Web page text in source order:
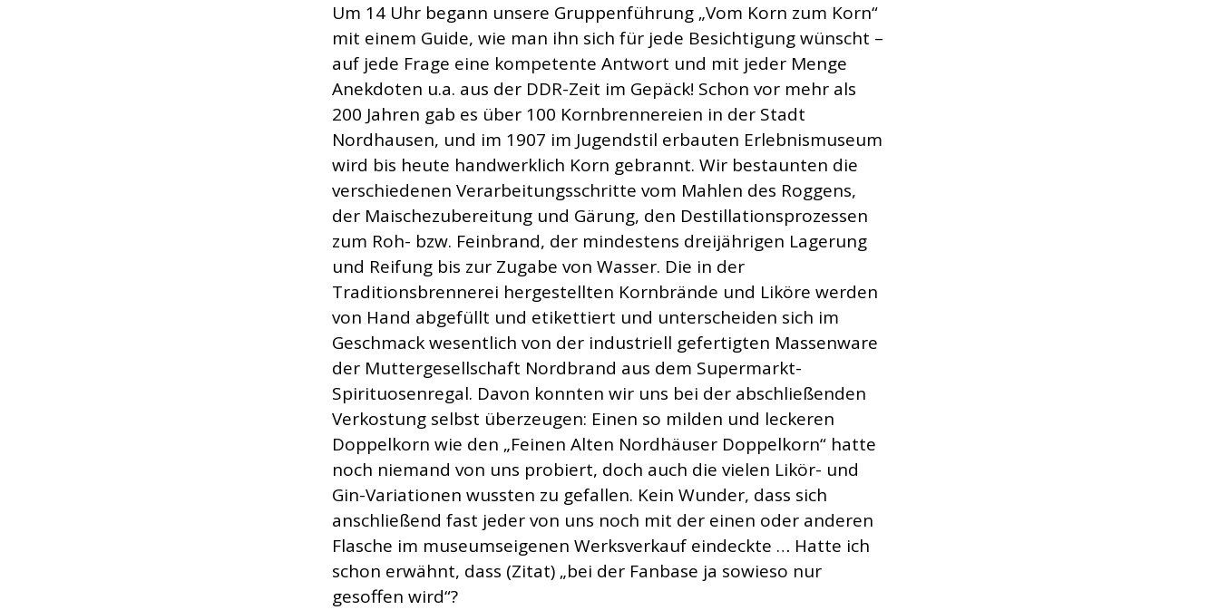
Um 14 Uhr begann unsere Gruppenführung „Vom Korn zum Korn“
mit einem Guide, wie man ihn sich für jede Besichtigung wünscht –
auf jede Frage eine kompetente Antwort und mit jeder Menge
Anekdoten u.a. aus der DDR-Zeit im Gepäck! Schon vor mehr als
200 Jahren gab es über 100 Kornbrennereien in der Stadt
Nordhausen, und im 1907 im Jugendstil erbauten Erlebnismuseum
wird bis heute handwerklich Korn gebrannt. Wir bestaunten die
verschiedenen Verarbeitungsschritte vom Mahlen des Roggens,
der Maischezubereitung und Gärung, den Destillationsprozessen
zum Roh- bzw. Feinbrand, der mindestens dreijährigen Lagerung
und Reifung bis zur Zugabe von Wasser. Die in der
Traditionsbrennerei hergestellten Kornbrände und Liköre werden
von Hand abgefüllt und etikettiert und unterscheiden sich im
Geschmack wesentlich von der industriell gefertigten Massenware
der Muttergesellschaft Nordbrand aus dem Supermarkt-
Spirituosenregal. Davon konnten wir uns bei der abschließenden
Verkostung selbst überzeugen: Einen so milden und leckeren
Doppelkorn wie den „Feinen Alten Nordhäuser Doppelkorn“ hatte
noch niemand von uns probiert, doch auch die vielen Likör- und
Gin-Variationen wussten zu gefallen. Kein Wunder, dass sich
anschließend fast jeder von uns noch mit der einen oder anderen
Flasche im museumseigenen Werksverkauf eindeckte … Hatte ich
schon erwähnt, dass (Zitat) „bei der Fanbase ja sowieso nur
gesoffen wird“?